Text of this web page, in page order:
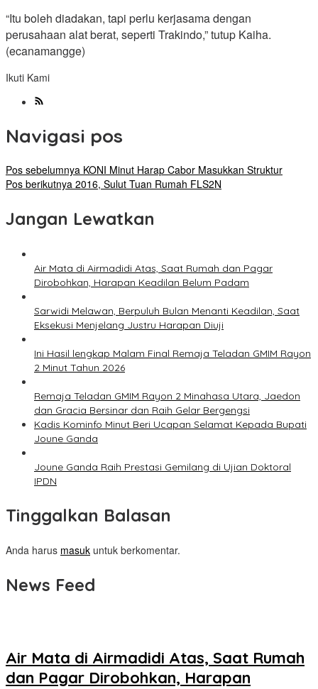
“Itu boleh diadakan, tapi perlu kerjasama dengan
perusahaan alat berat, seperti Trakindo,” tutup Kaiha.
(ecanamangge)
Ikuti Kami
Navigasi pos
Pos sebelumnya KONI Minut Harap Cabor Masukkan Struktur
Pos berikutnya 2016, Sulut Tuan Rumah FLS2N
Jangan Lewatkan
Air Mata di Airmadidi Atas, Saat Rumah dan Pagar
Dirobohkan, Harapan Keadilan Belum Padam
Sarwidi Melawan, Berpuluh Bulan Menanti Keadilan, Saat
Eksekusi Menjelang Justru Harapan Diuji
Ini Hasil lengkap Malam Final Remaja Teladan GMIM Rayon
2 Minut Tahun 2026
Remaja Teladan GMIM Rayon 2 Minahasa Utara, Jaedon
dan Gracia Bersinar dan Raih Gelar Bergengsi
Kadis Kominfo Minut Beri Ucapan Selamat Kepada Bupati
Joune Ganda
Joune Ganda Raih Prestasi Gemilang di Ujian Doktoral
IPDN
Tinggalkan Balasan
Anda harus masuk untuk berkomentar.
News Feed
Air Mata di Airmadidi Atas, Saat Rumah
dan Pagar Dirobohkan, Harapan